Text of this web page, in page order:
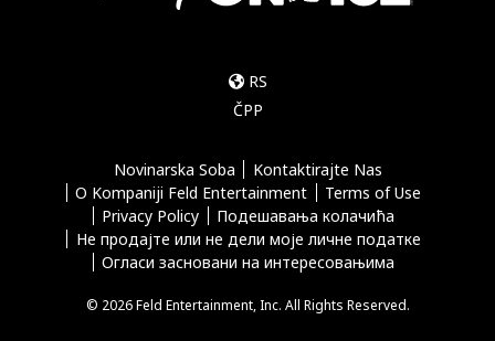
RS
ČPP
Novinarska Soba
Kontaktirajte Nas
O Kompaniji Feld Entertainment
Terms of Use
Privacy Policy
Подешавања колачића
Не продајте или не дели моје личне податке
Огласи засновани на интересовањима
© 2026 Feld Entertainment, Inc. All Rights Reserved.